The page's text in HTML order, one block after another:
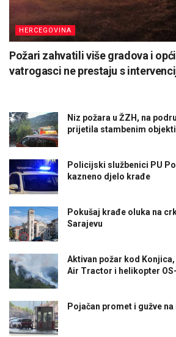
HERCEGOVINA
Požari zahvatili više gradova i
vatrogasci ne prestaju s
Niz požara u ŽZH, na
prijetila stambenim
Policijski službenici PU
kazneno djelo krađe
Pokušaj krađe oluka na
Sarajevu
Aktivan požar kod
Air Tractor i helikopter OS-
Pojačan promet i gužve na